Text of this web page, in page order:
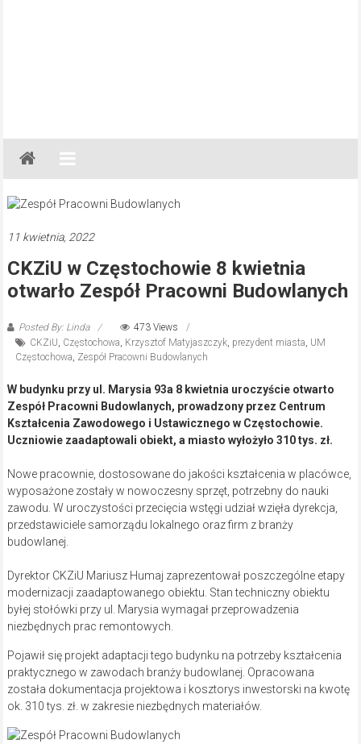
Gazeta
Regionalna
Częstochowa,
Lubliniec,
11 kwietnia, 2022
CKZiU w Częstochowie 8 kwietnia
otwarło Zespół Pracowni Budowlanych
Posted By: Linda
473 Views
CKZiU, Częstochowa, Krzysztof Matyjaszczyk, prezydent miasta, UM
Częstochowa, Zespół Pracowni Budowlanych
W budynku przy ul. Marysia 93a 8 kwietnia uroczyście otwarto
Zespół Pracowni Budowlanych, prowadzony przez Centrum
Kształcenia Zawodowego i Ustawicznego w Częstochowie.
Uczniowie zaadaptowali obiekt, a miasto wyłożyło 310 tys. zł.
Nowe pracownie, dostosowane do jakości kształcenia w placówce,
wyposażone zostały w nowoczesny sprzęt, potrzebny do nauki
zawodu. W uroczystości przecięcia wstęgi udział wzięła dyrekcja,
przedstawiciele samorządu lokalnego oraz firm z branży
budowlanej.
Dyrektor CKZiU Mariusz Humaj zaprezentował poszczególne etapy
modernizacji zaadaptowanego obiektu. Stan techniczny obiektu
byłej stołówki przy ul. Marysia wymagał przeprowadzenia
niezbędnych prac remontowych.
Pojawił się projekt adaptacji tego budynku na potrzeby kształcenia
praktycznego w zawodach branży budowlanej. Opracowana
została dokumentacja projektowa i kosztorys inwestorski na kwotę
ok. 310 tys. zł. w zakresie niezbędnych materiałów.